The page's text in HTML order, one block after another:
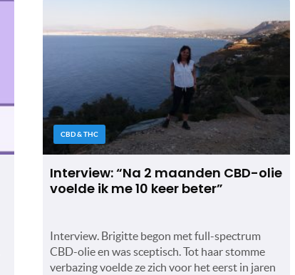
CBD & THC
Interview: “Na 2 maanden CBD-olie
voelde ik me 10 keer beter”
Interview. Brigitte begon met full-spectrum
CBD-olie en was sceptisch. Tot haar stomme
verbazing voelde ze zich voor het eerst in jaren